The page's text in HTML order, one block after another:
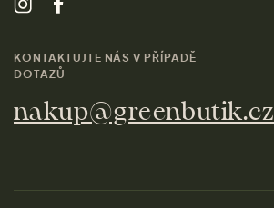
KONTAKTUJTE NÁS V PŘÍPADĚ
DOTAZŮ
nakup@greenbutik.cz